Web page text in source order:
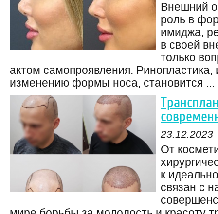
Внешний
роль в
имиджа,
в своей
только
актом самопроявления. Ринопластика,
изменению формы носа, становится ...
23.12.2023
От
к
связан с